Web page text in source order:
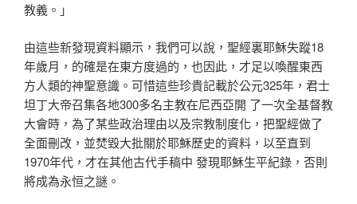
教義。」
由這些新發現資料顯示，我們可以說，聖經裏耶穌失蹤18
年歲月，的確是在東方度過的，也因此，才足以喚醒東西
方人類的神聖意識。可惜這些珍貴記載於公元325年，君士
坦丁大帝召集各地300多名主教在尼西亞開 了一次全基督教
大會時，為了某些政治理由以及宗教制度化，把聖經做了
全面刪改，並焚毀大批關於耶穌歷史的資料，以至直到
1970年代，才在其他古代手稿中 發現耶穌生平紀錄，否則
將成為永恒之謎。